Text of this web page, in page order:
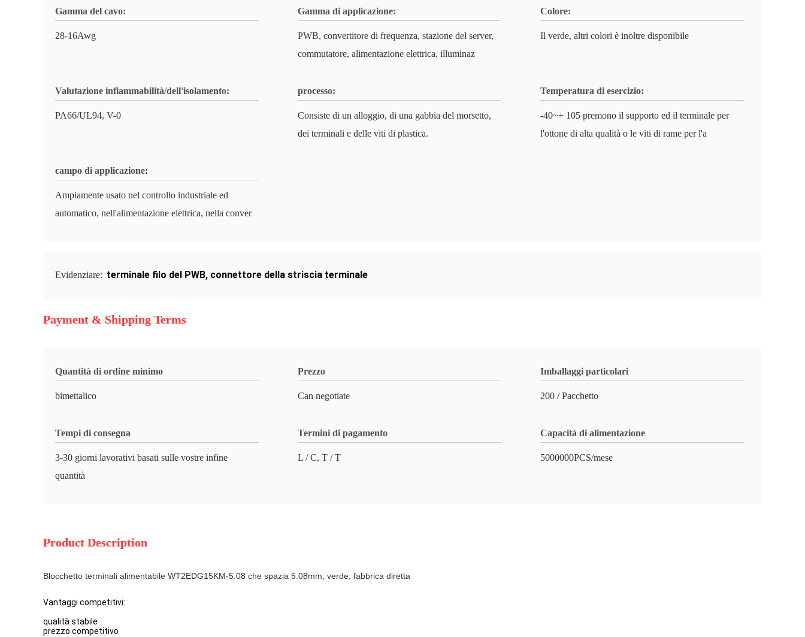
Gamma del cavo:
28-16Awg
Gamma di applicazione:
PWB, convertitore di frequenza, stazione del server,
commutatore, alimentazione elettrica, illuminaz
Colore:
Il verde, altri colori è inoltre disponibile
Valutazione infiammabilità/dell'isolamento:
PA66/UL94, V-0
processo:
Consiste di un alloggio, di una gabbia del morsetto,
dei terminali e delle viti di plastica.
Temperatura di esercizio:
-40~+ 105 premono il supporto ed il terminale per
l'ottone di alta qualità o le viti di rame per l'a
campo di applicazione:
Ampiamente usato nel controllo industriale ed
automatico, nell'alimentazione elettrica, nella conver
Evidenziare: terminale filo del PWB, connettore della striscia terminale
Payment & Shipping Terms
Quantità di ordine minimo
bimettalico
Prezzo
Can negotiate
Imballaggi particolari
200 / Pacchetto
Tempi di consegna
3-30 giorni lavorativi basati sulle vostre infine
quantità
Termini di pagamento
L / C, T / T
Capacità di alimentazione
5000000PCS/mese
Product Description
Blocchetto terminali alimentabile WT2EDG15KM-5.08 che spazia 5.08mm, verde, fabbrica diretta
Vantaggi competitivi:
qualità stabile
prezzo competitivo